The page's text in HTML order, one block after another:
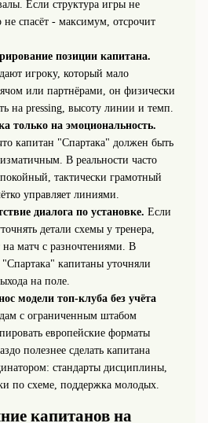
Если структура игры не
не спасёт - максимум, отсрочит
позиции капитана.
игроку, который мало
или партнёрами, он физически
на pressing, высоту линии и темп.
только на эмоциональность.
капитан "Спартака" должен быть
В реальности часто
тактически грамотный
управляет линиями.
диалога по установке. Если
детали схемы у тренера,
матч с разночтениями. В
капитаны уточняли
на поле.
модели топ-клуба без учёта
с ограниченным штабом
европейские форматы
полезнее сделать капитана
стандарты дисциплины,
по схеме, поддержка молодых.
капитанов на